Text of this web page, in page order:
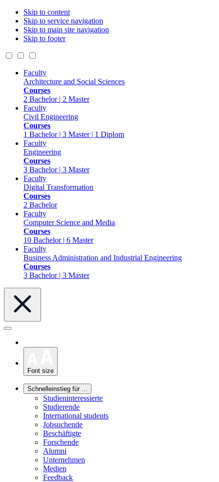
Skip to content
Skip to service navigation
Skip to main site navigation
Skip to footer
Faculty
Architecture and Social Sciences
Courses
2 Bachelor | 2 Master
Faculty
Civil Engineering
Courses
1 Bachelor | 3 Master | 1 Diplom
Faculty
Engineering
Courses
3 Bachelor | 3 Master
Faculty
Digital Transformation
Courses
2 Bachelor
Faculty
Computer Science and Media
Courses
10 Bachelor | 6 Master
Faculty
Business Administration and Industrial Engineering
Courses
3 Bachelor | 3 Master
Font size
Schnelleinstieg für ...
Studieninteressierte
Studierende
International students
Jobsuchende
Beschäftigte
Forschende
Alumni
Unternehmen
Medien
Feedback